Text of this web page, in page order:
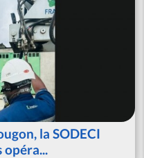
la SODECI
opéra...